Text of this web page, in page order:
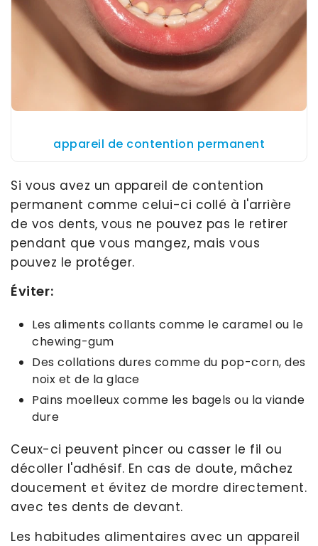
appareil de contention permanent
Si vous avez un appareil de contention
permanent comme celui-ci collé à l'arrière
de vos dents, vous ne pouvez pas le retirer
pendant que vous mangez, mais vous
pouvez le protéger.
Éviter:
Les aliments collants comme le caramel ou le
chewing-gum
Des collations dures comme du pop-corn, des
noix et de la glace
Pains moelleux comme les bagels ou la viande
dure
Ceux-ci peuvent pincer ou casser le fil ou
décoller l'adhésif. En cas de doute, mâchez
doucement et évitez de mordre directement.
avec tes dents de devant.
Les habitudes alimentaires avec un appareil